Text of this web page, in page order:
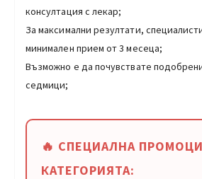
консултация с лекар;
За максимални резултати,
минимален прием от 3 месеца;
Възможно е да почувствате
седмици;
🔥 СПЕЦИАЛНА
КАТЕГОРИЯТА: